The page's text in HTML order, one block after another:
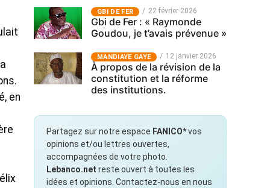
en
GBI DE FER 22 février 2026
Gbi de Fer : « Raymonde
Goudou, je t’avais prévenue »
MANDIAYE GAYE 12 janvier 2026
À propos de la révision de la
constitution et la réforme
des institutions.
Partagez sur notre espace FANICO*vos
opinions et/ou lettres ouvertes,
accompagnées de votre photo.
Lebanco.net reste ouvert à toutes les
idées et opinions. Contactez-nous en nous